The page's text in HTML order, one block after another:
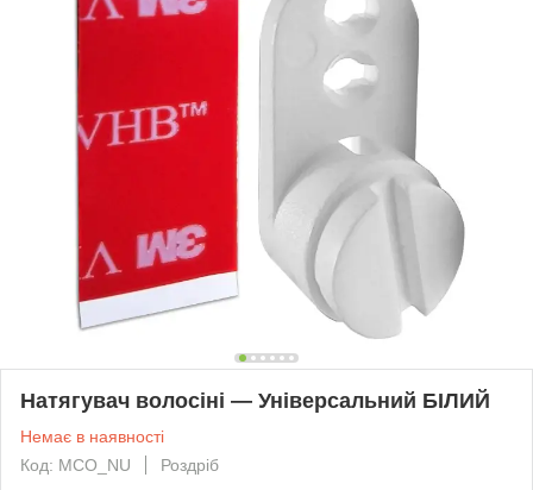
Натягувач волосіні — Універсальний БІЛИЙ
Немає в наявності
Код: MCO_NU
Роздріб